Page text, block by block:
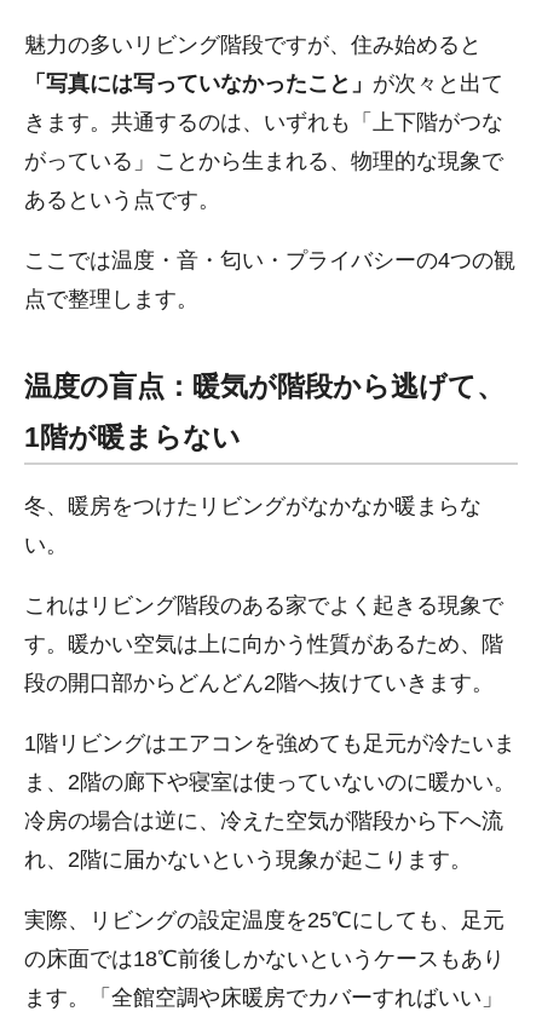
魅力の多いリビング階段ですが、住み始めると
「写真には写っていなかったこと」 が次々と出て
きます。共通するのは、いずれも「上下階がつな
がっている」ことから生まれる、物理的な現象で
あるという点です。
ここでは温度・音・匂い・プライバシーの4つの観
点で整理します。
温度の盲点：暖気が階段から逃げて、
1階が暖まらない
冬、暖房をつけたリビングがなかなか暖まらな
い。
これはリビング階段のある家でよく起きる現象で
す。暖かい空気は上に向かう性質があるため、階
段の開口部からどんどん2階へ抜けていきます。
1階リビングはエアコンを強めても足元が冷たいま
ま、2階の廊下や寝室は使っていないのに暖かい。
冷房の場合は逆に、冷えた空気が階段から下へ流
れ、2階に届かないという現象が起こります。
実際、リビングの設定温度を25℃にしても、足元
の床面では18℃前後しかないというケースもあり
ます。「全館空調や床暖房でカバーすればいい」